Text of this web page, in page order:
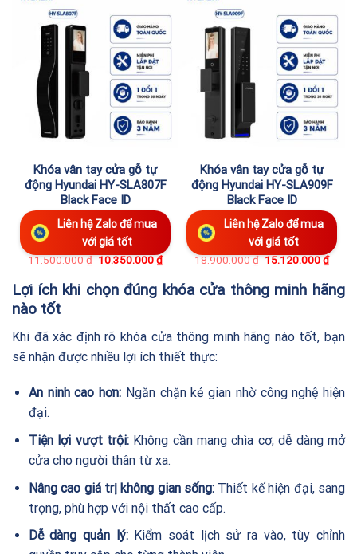
Khóa vân tay cửa gỗ tự
động Hyundai HY-SLA807F
Black Face ID
Liên hệ Zalo để mua
với giá tốt
11.500.000₫ 10.350.000₫
Khóa vân tay cửa gỗ tự
động Hyundai HY-SLA909F
Black Face ID
Liên hệ Zalo để mua
với giá tốt
18.900.000₫ 15.120.000₫
Lợi ích khi chọn đúng khóa cửa thông minh hãng
nào tốt
Khi đã xác định rõ khóa cửa thông minh hãng nào tốt, bạn
sẽ nhận được nhiều lợi ích thiết thực:
An ninh cao hơn: Ngăn chặn kẻ gian nhờ công nghệ hiện
đại.
Tiện lợi vượt trội:Không cần mang chìa cơ, dễ dàng mở
cửa cho người thân từ xa.
Nâng cao giá trị không gian sống: Thiết kế hiện đại, sang
trọng, phù hợp với nội thất cao cấp.
Dễ dàng quản lý:Kiểm soát lịch sử ra vào, tùy chỉnh